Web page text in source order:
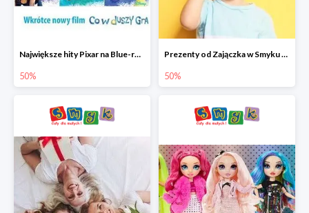
Największe hity Pixar na Blue-rey i DVD w Smyku - drugi film -50%
50%
Prezenty od Zajączka w Smyku do -50%
50%